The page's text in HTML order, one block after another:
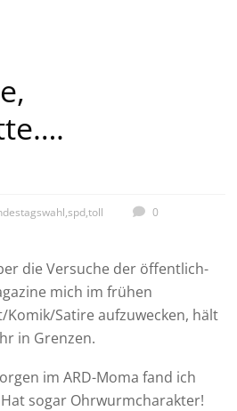
,spd,toll
0
die Versuche der öffentlich-
mich im frühen
Satire aufzuwecken, hält
in Grenzen.
im ARD-Moma fand ich
sogar Ohrwurmcharakter!